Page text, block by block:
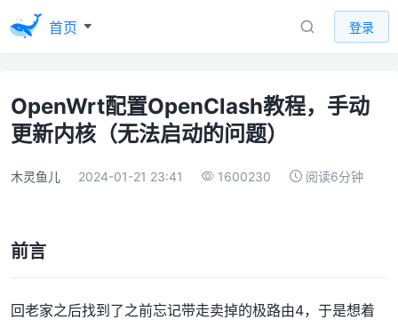
首页 登录
OpenWrt配置OpenClash教程，手动
更新内核（无法启动的问题）
木灵鱼儿 2024-01-21 23:41 1600230 阅读6分钟
前言
回老家之后找到了之前忘记带走卖掉的极路由4，于是想着